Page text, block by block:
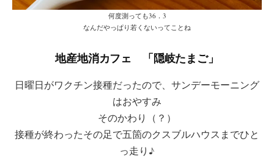
何度測っても36．3
なんだやっぱり若くないってことね
地産地消カフェ 「隠岐たまご」
日曜日がワクチン接種だったので、サンデーモーニング
はおやすみ
そのかわり（？）
接種が終わったその足で五箇のクスブルハウスまでひと
っ走り♪